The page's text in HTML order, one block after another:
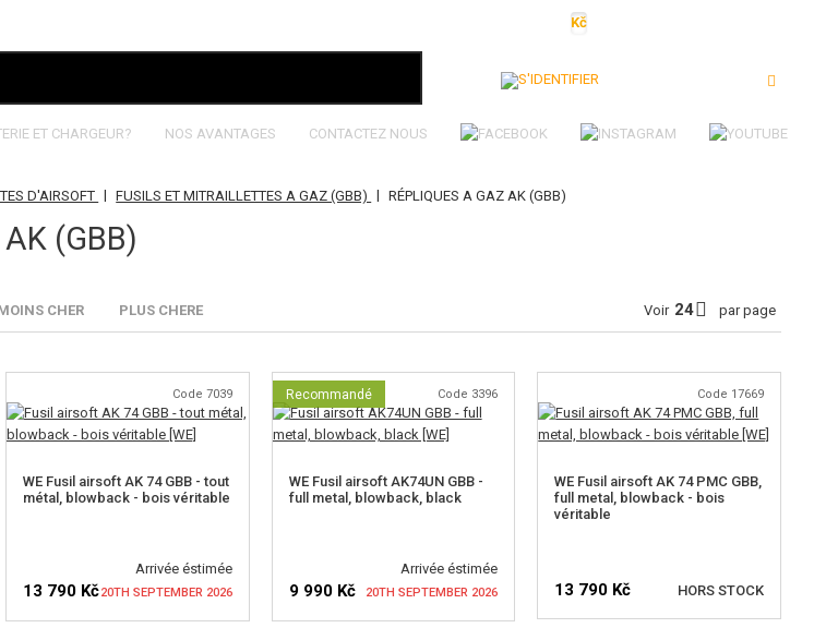
Kč
ET CHARGEUR? NOS AVANTAGES CONTACTEZ NOUS
D'AIRSOFT | FUSILS ET MITRAILLETTES A GAZ (GBB) | RÉPLIQUES A GAZ AK (GBB)
(GBB)
Voir par page
CHER PLUS CHERE
Code 7039
WE Fusil airsoft AK 74 GBB - tout
métal, blowback - bois véritable
Arrivée éstimée
13 790 Kč20TH SEPTEMBER 2026
Recommandé Code 3396
WE Fusil airsoft AK74UN GBB -
full metal, blowback, black
Arrivée éstimée
9 990 Kč 20TH SEPTEMBER 2026
Code 17669
WE Fusil airsoft AK 74 PMC GBB,
full metal, blowback - bois
véritable
13 790 Kč HORS STOCK